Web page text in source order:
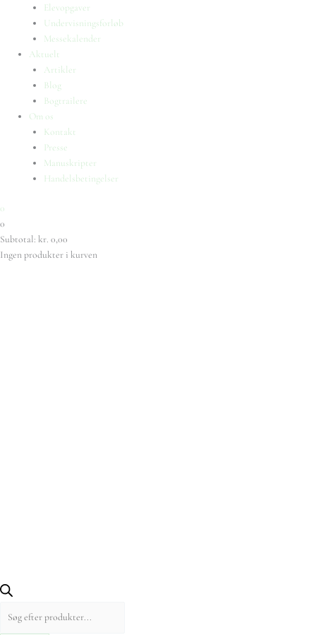
Elevopgaver
Undervisningsforløb
Messekalender
Aktuelt
Artikler
Blog
Bogtrailere
Om os
Kontakt
Presse
Manuskripter
Handelsbetingelser
0
0
Subtotal: kr. 0,00
Ingen produkter i kurven